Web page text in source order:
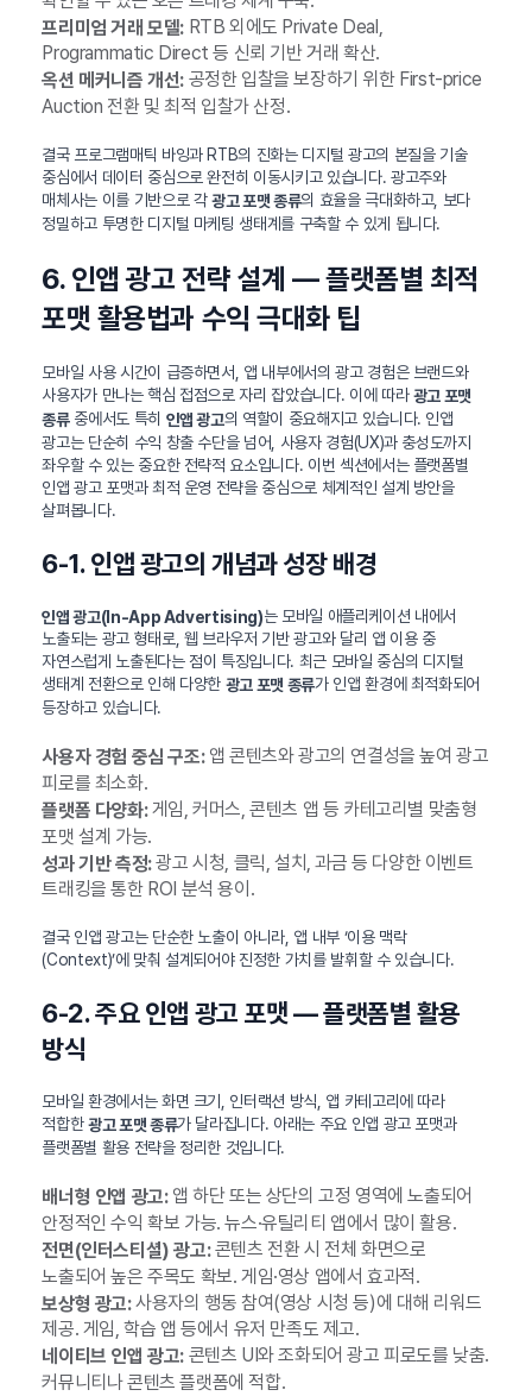
프리미엄 거래 모델:RTB 외에도 Private Deal,
Programmatic Direct 등 신뢰 기반 거래 확산.
옥션 메커니즘 개선:공정한 입찰을 보장하기 위한 First-price
Auction 전환 및 최적 입찰가 산정.
결국 프로그램매틱 바잉과 RTB의 진화는 디지털 광고의 본질을 기술
중심에서 데이터 중심으로 완전히 이동시키고 있습니다. 광고주와
매체사는 이를 기반으로 각광고 포맷 종류의 효율을 극대화하고, 보다
정밀하고 투명한 디지털 마케팅 생태계를 구축할 수 있게 됩니다.
6. 인앱 광고 전략 설계 — 플랫폼별 최적
포맷 활용법과 수익 극대화 팁
모바일 사용 시간이 급증하면서, 앱 내부에서의 광고 경험은 브랜드와
사용자가 만나는 핵심 접점으로 자리 잡았습니다. 이에 따라광고 포맷
종류중에서도 특히 인앱 광고의 역할이 중요해지고 있습니다. 인앱
광고는 단순히 수익 창출 수단을 넘어, 사용자 경험(UX)과 충성도까지
좌우할 수 있는 중요한 전략적 요소입니다. 이번 섹션에서는 플랫폼별
인앱 광고 포맷과 최적 운영 전략을 중심으로 체계적인 설계 방안을
살펴봅니다.
6-1. 인앱 광고의 개념과 성장 배경
인앱 광고(In-App Advertising)는 모바일 애플리케이션 내에서
노출되는 광고 형태로, 웹 브라우저 기반 광고와 달리 앱 이용 중
자연스럽게 노출된다는 점이 특징입니다. 최근 모바일 중심의 디지털
생태계 전환으로 인해 다양한 광고 포맷 종류가 인앱 환경에 최적화되어
등장하고 있습니다.
사용자 경험 중심 구조:앱 콘텐츠와 광고의 연결성을 높여 광고
피로를 최소화.
플랫폼 다양화:게임, 커머스, 콘텐츠 앱 등 카테고리별 맞춤형
포맷 설계 가능.
성과 기반 측정:광고 시청, 클릭, 설치, 과금 등 다양한 이벤트
트래킹을 통한 ROI 분석 용이.
결국 인앱 광고는 단순한 노출이 아니라, 앱 내부 ‘이용 맥락
(Context)’에 맞춰 설계되어야 진정한 가치를 발휘할 수 있습니다.
6-2. 주요 인앱 광고 포맷 — 플랫폼별 활용
방식
모바일 환경에서는 화면 크기, 인터랙션 방식, 앱 카테고리에 따라
적합한광고 포맷 종류가 달라집니다. 아래는 주요 인앱 광고 포맷과
플랫폼별 활용 전략을 정리한 것입니다.
배너형 인앱 광고:앱 하단 또는 상단의 고정 영역에 노출되어
안정적인 수익 확보 가능. 뉴스·유틸리티 앱에서 많이 활용.
전면(인터스티셜) 광고:콘텐츠 전환 시 전체 화면으로
노출되어 높은 주목도 확보. 게임·영상 앱에서 효과적.
보상형 광고:사용자의 행동 참여(영상 시청 등)에 대해 리워드
제공. 게임, 학습 앱 등에서 유저 만족도 제고.
네이티브 인앱 광고:콘텐츠 UI와 조화되어 광고 피로도를 낮춤.
커뮤니티나 콘텐츠 플랫폼에 적합.